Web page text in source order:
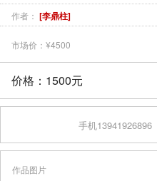
作者： [李鼎柱]
市场价：¥4500
价格：1500元
手机13941926896
作品图片